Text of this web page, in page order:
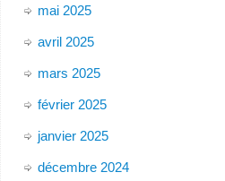
mai 2025
avril 2025
mars 2025
février 2025
janvier 2025
décembre 2024